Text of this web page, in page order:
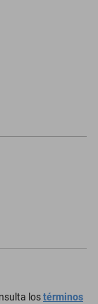
lostérminos